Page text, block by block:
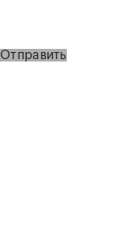
Отправить